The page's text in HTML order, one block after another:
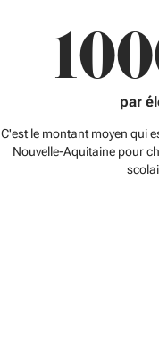
par
C'est le montant moyen qui
Nouvelle-Aquitaine pour